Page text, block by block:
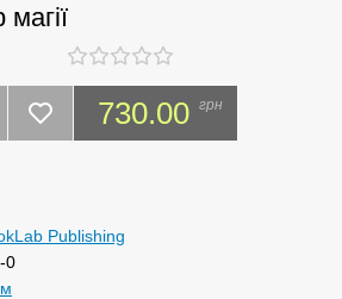
730.00 грн
Publishing
0